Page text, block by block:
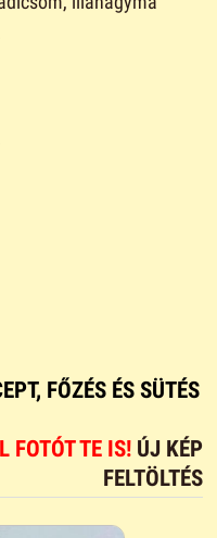
FŐZÉS ÉS SÜTÉS
FOTÓT TE IS! ÚJ KÉP
FELTÖLTÉS